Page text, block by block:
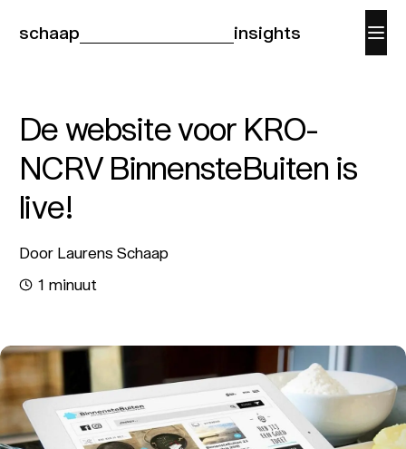
schaap insights
De website voor KRO-
NCRV BinnensteBuiten is
live!
Door Laurens Schaap
1 minuut